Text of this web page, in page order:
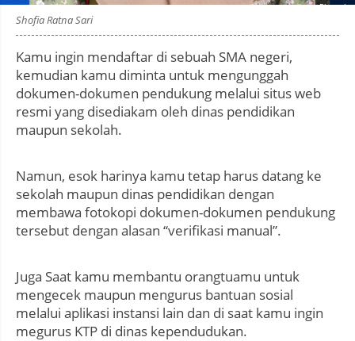
Photo by
Shofia Ratna Sari
Kamu ingin mendaftar di sebuah SMA negeri,
kemudian kamu diminta untuk mengunggah
dokumen-dokumen pendukung melalui situs web
resmi yang disediakam oleh dinas pendidikan
maupun sekolah.
Namun, esok harinya kamu tetap harus datang ke
sekolah maupun dinas pendidikan dengan
membawa fotokopi dokumen-dokumen pendukung
tersebut dengan alasan “verifikasi manual”.
Juga Saat kamu membantu orangtuamu untuk
mengecek maupun mengurus bantuan sosial
melalui aplikasi instansi lain dan di saat kamu ingin
megurus KTP di dinas kependudukan.